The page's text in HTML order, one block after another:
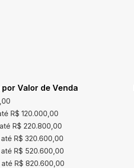
Valor de Venda
R$ 120.000,00
R$ 220.800,00
R$ 320.600,00
R$ 520.600,00
R$ 820.600,00